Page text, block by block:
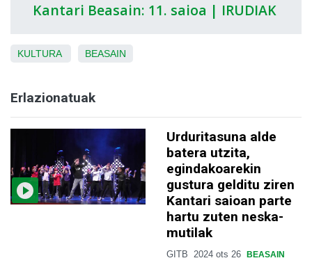
Kantari Beasain: 11. saioa | IRUDIAK
KULTURA BEASAIN
Erlazionatuak
Urduritasuna alde
batera utzita,
egindakoarekin
gustura gelditu ziren
Kantari saioan parte
hartu zuten neska-
mutilak
GITB 2024 ots 26 BEASAIN